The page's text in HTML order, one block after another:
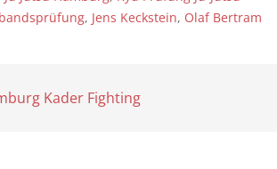
, Jens Keckstein, Olaf Bertram
Kader Fighting